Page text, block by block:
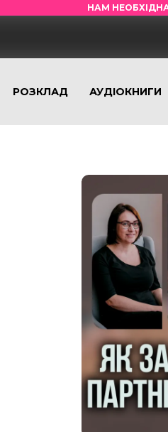
НАМ
РОЗКЛАД АУДІОКНИГИ